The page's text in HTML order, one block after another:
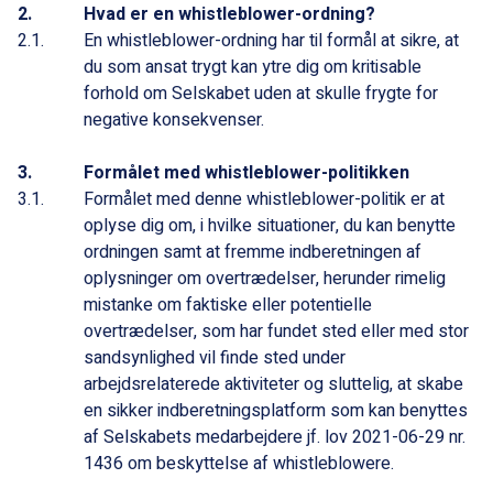
Hvad er en whistleblower-ordning?
En whistleblower-ordning har til formål at sikre, at
du som ansat trygt kan ytre dig om kritisable
forhold om Selskabet uden at skulle frygte for
negative konsekvenser.
Formålet med whistleblower-politikken
Formålet med denne whistleblower-politik er at
oplyse dig om, i hvilke situationer, du kan benytte
ordningen samt at fremme indberetningen af
oplysninger om overtrædelser, herunder rimelig
mistanke om faktiske eller potentielle
overtrædelser, som har fundet sted eller med stor
sandsynlighed vil finde sted under
arbejdsrelaterede aktiviteter og sluttelig, at skabe
en sikker indberetningsplatform som kan benyttes
af Selskabets medarbejdere jf. lov 2021-06-29 nr.
1436 om beskyttelse af whistleblowere.